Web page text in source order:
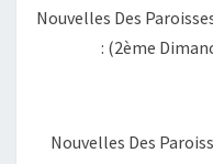
Nouvelles Des
: (2ème
Nouvelles Des